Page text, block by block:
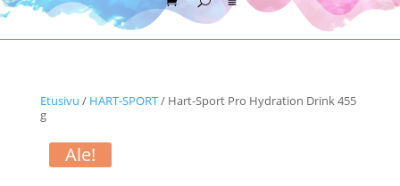
Etusivu / HART-SPORT/ Hart-Sport Pro Hydration Drink 455
g
Ale!